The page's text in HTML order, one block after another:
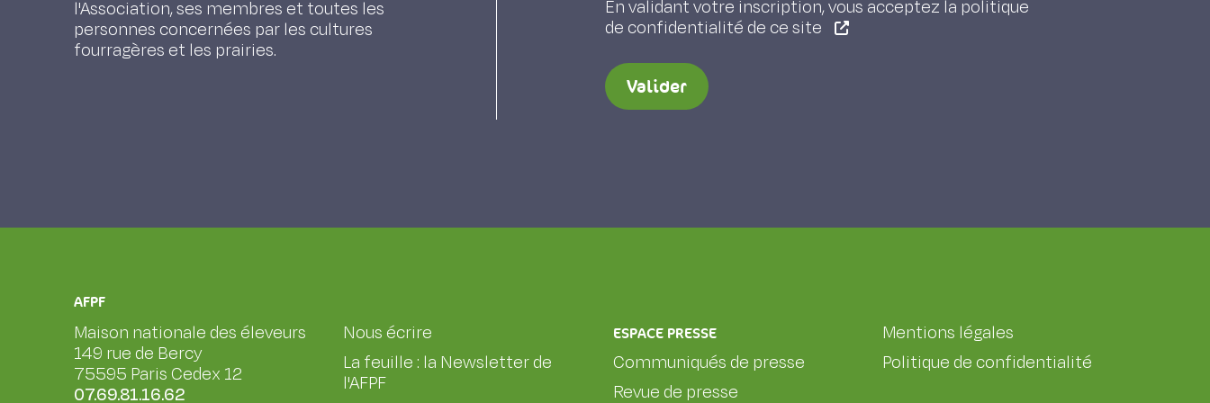
l'Association, ses membres et toutes les
personnes concernées par les cultures
fourragères et les prairies.
En validant votre inscription, vous acceptez la politique
de confidentialité de ce site
Valider
AFPF
Maison nationale des éleveurs
149 rue de Bercy
75595 Paris Cedex 12
07.69.81.16.62
Nous écrire
La feuille : la Newsletter de
l'AFPF
ESPACE PRESSE
Communiqués de presse
Revue de presse
Mentions légales
Politique de confidentialité